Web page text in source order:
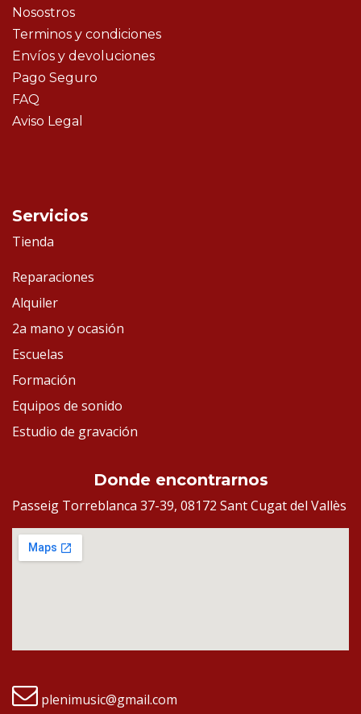
Nosostros
Terminos y condiciones
Envíos y devoluciones
Pago Seguro
FAQ
Aviso Legal
Servicios
Tienda
Reparaciones
Alquiler
2a mano y ocasión
Escuelas
Formación
Equipos de sonido
Estudio de gravación
Donde encontrarnos
Passeig Torreblanca 37-39, 08172 Sant Cugat del Vallès
plenimusic@gmail.com